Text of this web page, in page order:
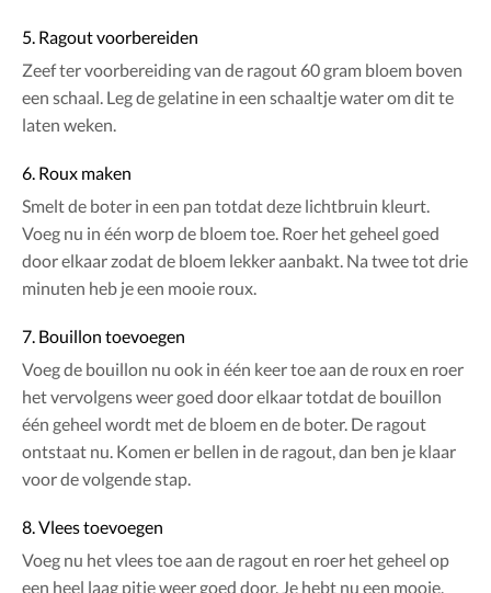
5. Ragout voorbereiden
Zeef ter voorbereiding van de ragout 60 gram bloem boven
een schaal. Leg de gelatine in een schaaltje water om dit te
laten weken.
6. Roux maken
Smelt de boter in een pan totdat deze lichtbruin kleurt.
Voeg nu in één worp de bloem toe. Roer het geheel goed
door elkaar zodat de bloem lekker aanbakt. Na twee tot drie
minuten heb je een mooie roux.
7. Bouillon toevoegen
Voeg de bouillon nu ook in één keer toe aan de roux en roer
het vervolgens weer goed door elkaar totdat de bouillon
één geheel wordt met de bloem en de boter. De ragout
ontstaat nu. Komen er bellen in de ragout, dan ben je klaar
voor de volgende stap.
8. Vlees toevoegen
Voeg nu het vlees toe aan de ragout en roer het geheel op
een heel laag pitje weer goed door. Je hebt nu een mooie,